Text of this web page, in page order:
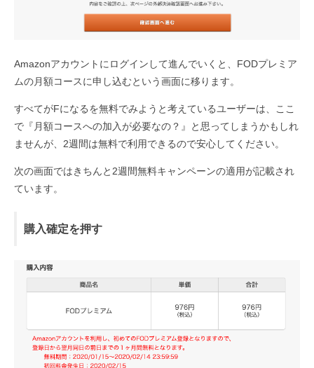
Amazonアカウントにログインして進んでいくと、FODプレミア
ムの月額コースに申し込むという画面に移ります。
すべてがFになるを無料でみようと考えているユーザーは、ここ
で『月額コースへの加入が必要なの？』と思ってしまうかもしれ
ませんが、2週間は無料で利用できるので安心してください。
次の画面ではきちんと2週間無料キャンペーンの適用が記載され
ています。
購入確定を押す